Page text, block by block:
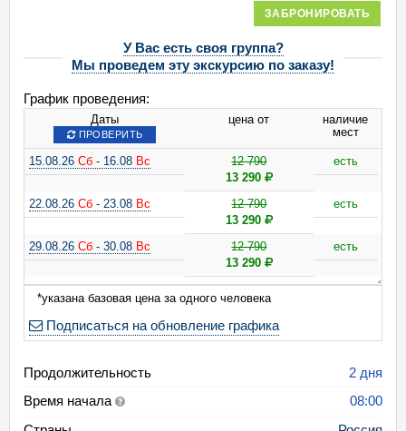
ЗАБРОНИРОВАТЬ
У Вас есть своя группа?
Мы проведем эту экскурсию по заказу!
График проведения:
Даты
ПРОВЕРИТЬ
цена от
наличие
мест
15.08.26 Сб - 16.08 Вс
12 790
13 290
есть
22.08.26 Сб - 23.08 Вс
12 790
13 290
есть
29.08.26 Сб - 30.08 Вс
12 790
13 290
есть
05.09.26Сб- 06.09Вс
12 790
13 290
есть
12.09.26Сб- 13.09Вс
12 790
19.09.26Сб- 20.09Вс есть
*указана базовая цена за одного человека
Подписаться на обновление графика
Продолжительность
2 дня
Время начала
08:00